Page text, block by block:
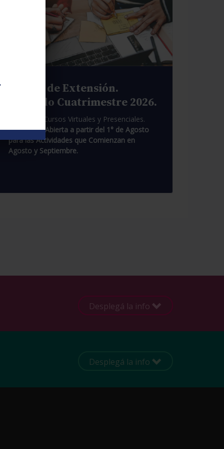
Cursos de Extensión.
Segundo Cuatrimestre 2026.
Pasantías. Cursos Virtuales y Presenciales.
Inscripción Abierta a partir del 1° de Agosto
para las Actividades que Comienzan en
Agosto y Septiembre.
Desplegá la info
Desplegá la info